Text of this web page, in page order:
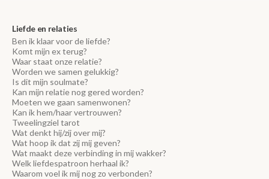
Liefde en relaties
Ben ik klaar voor de liefde?
Komt mijn ex terug?
Waar staat onze relatie?
Worden we samen gelukkig?
Is dit mijn soulmate?
Kan mijn relatie nog gered worden?
Moeten we gaan samenwonen?
Kan ik hem/haar vertrouwen?
Tweelingziel tarot
Wat denkt hij/zij over mij?
Wat hoop ik dat zij mij geven?
Wat maakt deze verbinding in mij wakker?
Welk liefdespatroon herhaal ik?
Waarom voel ik mij nog zo verbonden?